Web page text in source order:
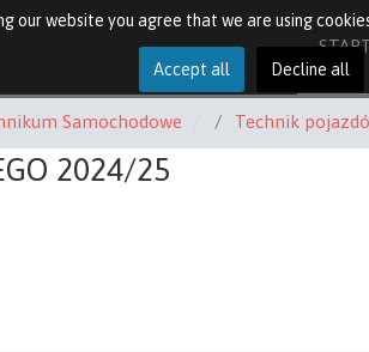
Samochodowe Technik
2024/25
our website you agree that we are using
Accept all Decline all